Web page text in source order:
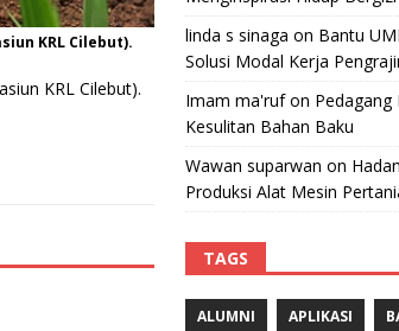
KRL Cilebut).
KRL Cilebut).
linda s sinaga on Bantu
Solusi Modal Kerja
Imam ma'rufon Pedagang
Kesulitan Bahan Baku
Wawan suparwan on
Produksi Alat Mesin
TAGS
ALUMNI APLIKASI